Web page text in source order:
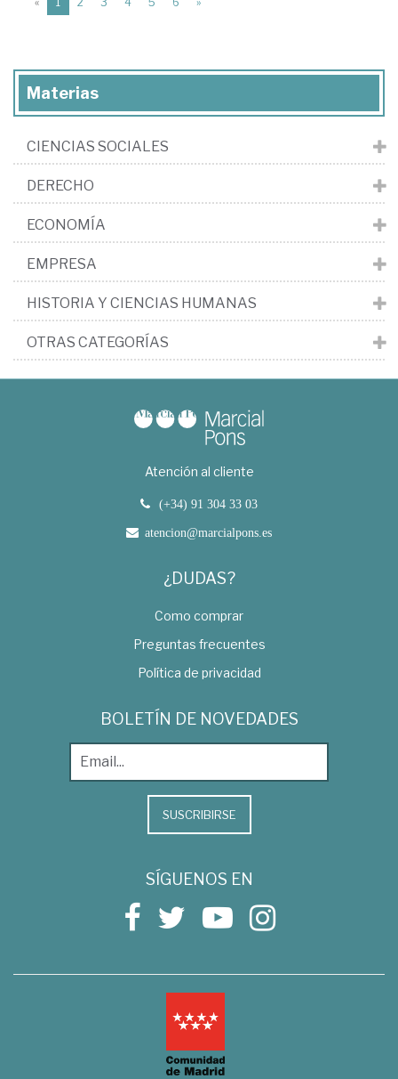
Materias
CIENCIAS SOCIALES
DERECHO
ECONOMÍA
EMPRESA
HISTORIA Y CIENCIAS HUMANAS
OTRAS CATEGORÍAS
Atención al cliente
(+34) 91 304 33 03
atencion@marcialpons.es
¿DUDAS?
Como comprar
Preguntas frecuentes
Política de privacidad
BOLETÍN DE NOVEDADES
SUSCRIBIRSE
SÍGUENOS EN